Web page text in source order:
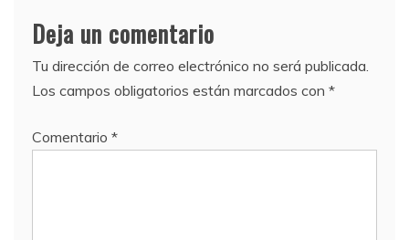
Deja un comentario
Tu dirección de correo electrónico no será publicada.
Los campos obligatorios están marcados con *
Comentario *